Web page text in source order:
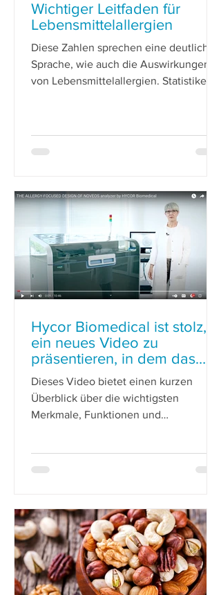
Wichtiger Leitfaden für
Lebensmittelallergien
Diese Zahlen sprechen eine deutliche
Sprache, wie auch die Auswirkungen
von Lebensmittelallergien. Statistiken
Hycor Biomedical ist stolz,
ein neues Video zu
präsentieren, in dem das
NOVEOS-Analysensystem
vorges
Dieses Video bietet einen kurzen
Überblick über die wichtigsten
Merkmale, Funktionen und